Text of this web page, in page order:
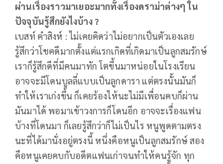
ผ่านเรื่องราวมาเยอะมากทั้งเรื่องดราม่าต่างๆ ใน
ปัจจุบันรู้สึกยังไงบ้าง ?
เบสท์ คำสิงห์ : ไม่เคยคิดว่าไม่อยากเป็นตัวเองเลย
รู้สึกว่าโชคดีมากตั้งแต่แรกเกิดที่เกิดมาเป็นลูกสมรักษ์
เราก็รู้สึกดีที่มีคนมาทัก โตขึ้นมาหน่อยในโรงเรียน
อาจจะมีโดนบูลลี่แบบเป็นลูกดารา แต่ตรงนั้นมันก็
ทำให้เราเก่งขึ้น ก็เคยร้องไห้นะไม่มีเพื่อนคบก็ผ่าน
มันมาได้ พอมาเข้าวงการก็โดนอีก อาจจะเรื่องแฟน
บ้างที่โดนมา ก็เลยรู้สึกว่าก็ไม่เป็นไร หนูพูดตามตรง
นะที่ได้มานั่งอยู่ตรงนี้ หนึ่งคือหนูเป็นลูกสมรักษ์ สอง
คือหนูเคยคบกับอดีตแฟนเก่าจนทำให้คนรู้จัก ทุก